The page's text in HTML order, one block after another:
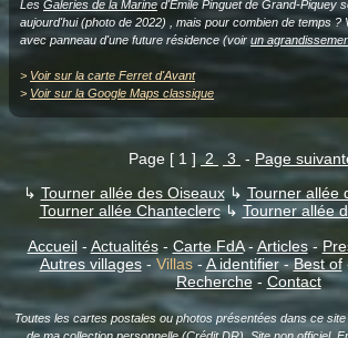
Les Galeries de la Marine d'Emile Pinguet de Grand-Piquey
aujourd'hui (photo de 2022) , mais pour combien de temps ?
avec panneau d'une future résidence (voir un
> Voir sur la carte Ferret d'Avant
> Voir sur la Google Maps classique
Page [ 1 ] 2 3 - Page
↳ Tourner allée des Oiseaux↳ Tourner allée
Tourner allée Chanteclerc↳Tourner allée
Accueil- Actualités- Carte FdA-Articles-
Autres villages- Villas- A identifier-Best of
Recherche- Contact
Toutes les cartes postales ou photos présentées dans ce
de ma collection personnelle (Crédit DR). Site non officiel.